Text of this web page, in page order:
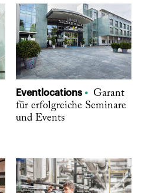
Eventlocations
Garant
für erfolgreiche Seminare
und Events